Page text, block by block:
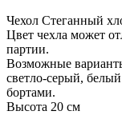
Чехол Стеганный
Цвет чехла может
партии.
Возможные
светло-серый,
бортами.
Высота 20 см